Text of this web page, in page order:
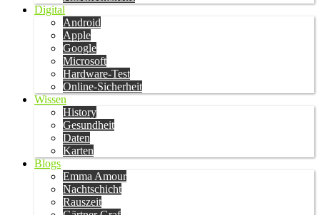
Digital
Android
Apple
Google
Microsoft
Hardware-Test
Online-Sicherheit
Wissen
History
Gesundheit
Daten
Karten
Blogs
Emma Amour
Nachtschicht
Rauszeit